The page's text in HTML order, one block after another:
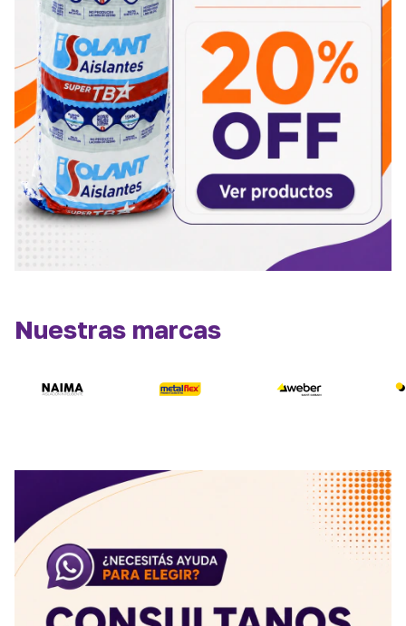
Nuestras marcas